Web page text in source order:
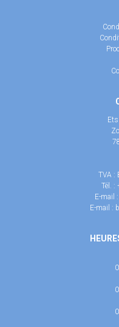
TVA :
Tél. :
E-mail :
E-mail :